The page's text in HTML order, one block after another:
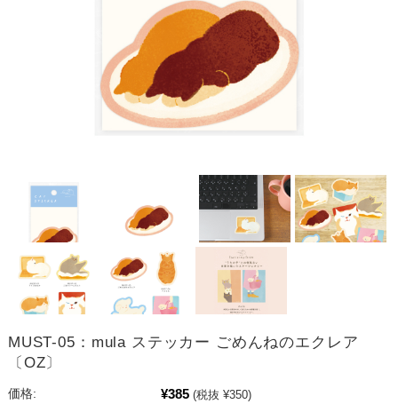
MUST-05：mula ステッカー ごめんねのエクレア
〔OZ〕
価格: ¥385 (税抜 ¥350)